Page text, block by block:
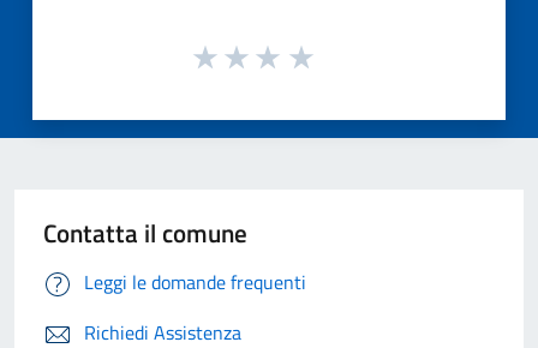
Contatta il comune
Leggi le domande frequenti
Richiedi Assistenza